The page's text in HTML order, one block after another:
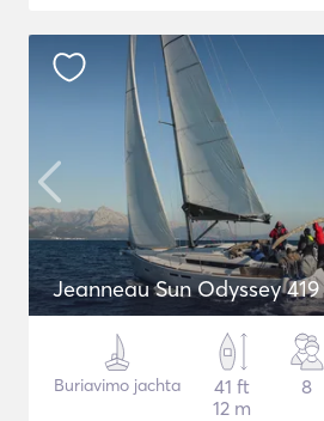
Jeanneau Sun Odyssey 419
Buriavimo jachta
41 ft
12 m
8